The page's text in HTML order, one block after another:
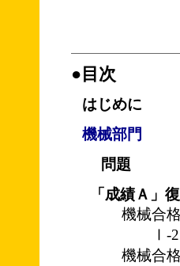
●目次
はじめに
機械部門
問題
「成績Ａ」
機械合格
Ⅰ-2
機械合格